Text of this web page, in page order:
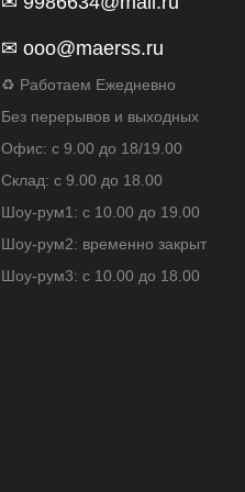
✉ ooo@maerss.ru
♻ Работаем Ежедневно
Без перерывов и выходных
Офис: с 9.00 до 18/19.00
Склад: с 9.00 до 18.00
Шоу-рум1: с 10.00 до 19.00
Шоу-рум2: временно закрыт
Шоу-рум3: с 10.00 до 18.00